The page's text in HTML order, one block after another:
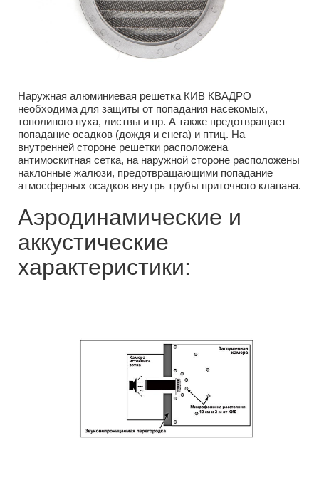
Наружная алюминиевая решетка КИВ КВАДРО
необходима для защиты от попадания насекомых,
тополиного пуха, листвы и пр. А также предотвращает
попадание осадков (дождя и снега) и птиц. На
внутренней стороне решетки расположена
антимоскитная сетка, на наружной стороне расположены
наклонные жалюзи, предотвращающими попадание
атмосферных осадков внутрь трубы приточного клапана.
Аэродинамические и
аккустические
характеристики: